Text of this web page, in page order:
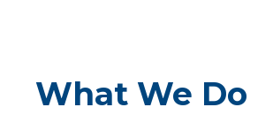
What We Do